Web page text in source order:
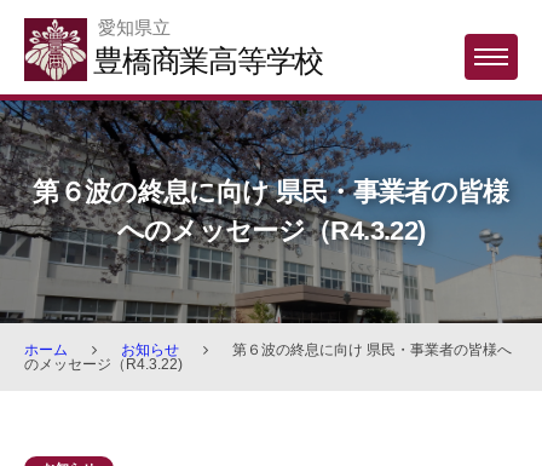
Skip
content
愛知県立
豊橋商業高等学校 MENU
第６波の終息に向け 県民・事業者の皆様
へのメッセージ（R4.3.22)
ホーム お知らせ
第６波の終息に向け 県民・事業者の皆様へ
のメッセージ（R4.3.22)